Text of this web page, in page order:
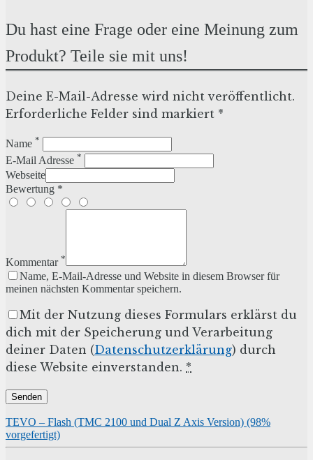
Du hast eine Frage oder eine Meinung zum
Produkt? Teile sie mit uns!
Deine E-Mail-Adresse wird nicht veröffentlicht.
Erforderliche Felder sind markiert *
Name *
E-Mail Adresse *
Webseite
Bewertung *
Kommentar *
Name, E-Mail-Adresse und Website in diesem Browser für
meinen nächsten Kommentar speichern.
Mit der Nutzung dieses Formulars erklärst du
dich mit der Speicherung und Verarbeitung
deiner Daten (Datenschutzerklärung) durch
diese Website einverstanden. *
TEVO – Flash (TMC 2100 und Dual Z Axis Version) (98%
vorgefertigt)